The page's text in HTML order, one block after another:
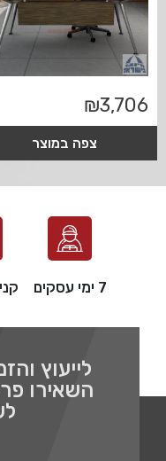
₪3,706
צפה במוצר
7 ימי עסקים
לייעוץ
השאירו